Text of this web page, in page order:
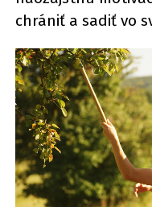
chrániť a sadiť vo